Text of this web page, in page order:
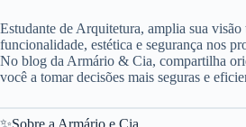
Estudante de Arquitetura, amplia sua
funcionalidade, estética e segurança nos
No blog da Armário & Cia, compartilha
você a tomar decisões mais seguras e